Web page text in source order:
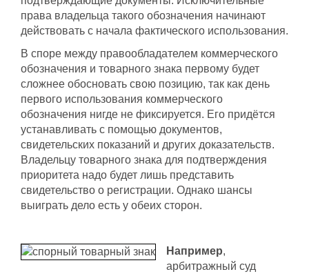
права владельца такого обозначения начинают
действовать с начала фактического использования.
В споре между правообладателем коммерческого
обозначения и товарного знака первому будет
сложнее обосновать свою позицию, так как день
первого использования коммерческого
обозначения нигде не фиксируется. Его придётся
устанавливать с помощью документов,
свидетельских показаний и других доказательств.
Владельцу товарного знака для подтверждения
приоритета надо будет лишь представить
свидетельство о регистрации. Однако шансы
выиграть дело есть у обеих сторон.
Например,
арбитражный суд